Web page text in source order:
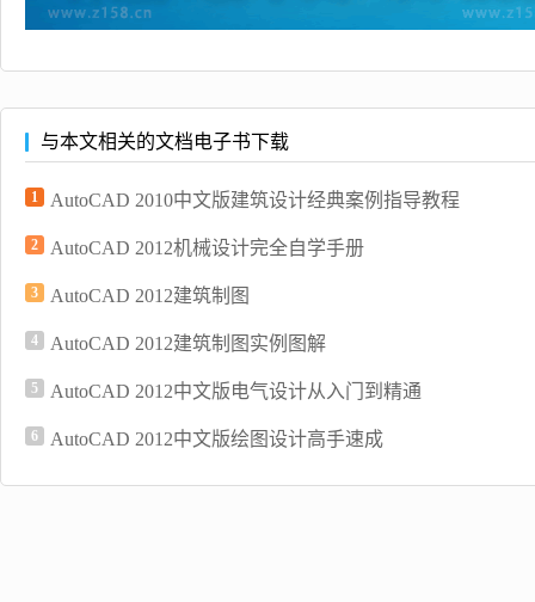
与本文相关的文档电子书下载
1 AutoCAD 2010中文版建筑设计经典案例指导教程
2 AutoCAD 2012机械设计完全自学手册
3 AutoCAD 2012建筑制图
4 AutoCAD 2012建筑制图实例图解
5 AutoCAD 2012中文版电气设计从入门到精通
6 AutoCAD 2012中文版绘图设计高手速成